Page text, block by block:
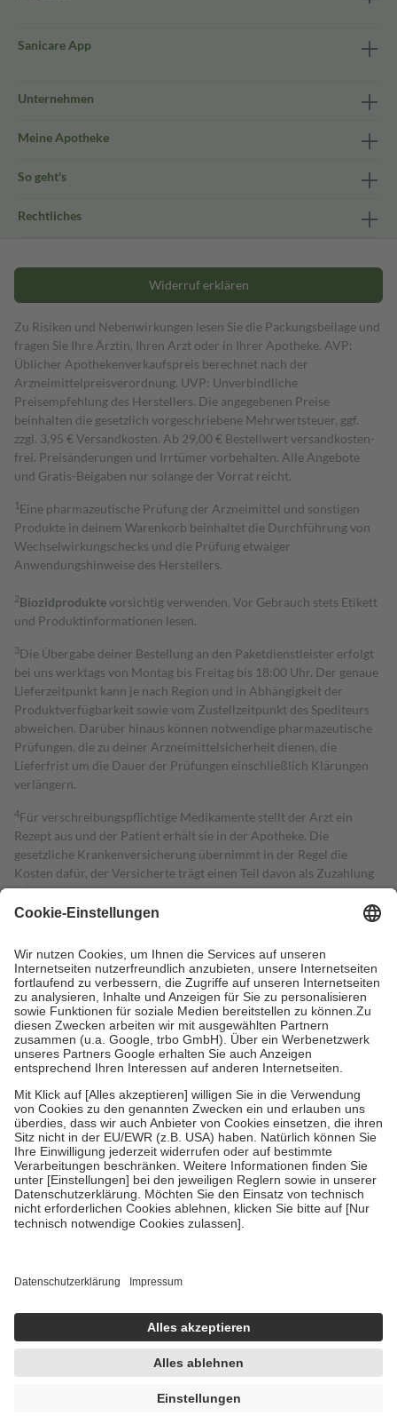
Sanicare App
Unternehmen
Meine Apotheke
So geht's
Rechtliches
Widerruf erklären
Zu Risiken und Nebenwirkungen lesen Sie die Packungsbeilage und
fragen Sie Ihre Ärztin, Ihren Arzt oder in Ihrer Apotheke. AVP:
Üblicher Apothekenverkaufspreis berechnet nach der
Arzneimittelpreisverordnung. UVP: Unverbindliche
Preisempfehlung des Herstellers. Die angegebenen Preise
beinhalten die gesetzlich vorgeschriebene Mehrwertsteuer, ggf.
zzgl. 3,95 € Versandkosten. Ab 29,00 € Bestell­wert versand­kosten­
frei. Preisänderungen und Irrtümer vorbehalten. Alle Angebote
und Gratis-Beigaben nur solange der Vorrat reicht.
1 Eine pharmazeutische Prüfung der Arzneimittel und sonstigen
Produkte in deinem Warenkorb beinhaltet die Durchführung von
Wechselwirkungschecks und die Prüfung etwaiger
Anwendungshinweise des Herstellers.
2Biozidproduktevorsichtig verwenden. Vor Gebrauch stets Etikett
und Produktinformationen lesen.
3Die Übergabe deiner Bestellung an den Paketdienstleister erfolgt
bei uns werktags von Montag bis Freitag bis 18:00 Uhr. Der genaue
Lieferzeitpunkt kann je nach Region und in Abhängigkeit der
Produktverfügbarkeit sowie vom Zustellzeitpunkt des Spediteurs
abweichen. Darüber hinaus können notwendige pharmazeutische
Prüfungen, die zu deiner Arzneimittelsicherheit dienen, die
Lieferfrist um die Dauer der Prüfungen einschließlich Klärungen
verlängern.
4Für verschreibungspflichtige Medikamente stellt der Arzt ein
Rezept aus und der Patient erhält sie in der Apotheke. Die
gesetzliche Krankenversicherung übernimmt in der Regel die
Kosten dafür, der Versicherte trägt einen Teil davon als Zuzahlung
mit.
Grundsätzlich leisten Mitglieder Zuzahlungen in Höhe von zehn
höchstens zehn Euro.
Es sind jedoch nie mehr als die tatsächlichen
Kosten der Leistung zu entrichten.
Diese Regeln gelten grundsätzlich auch für Online-Apotheken.
Bei Heilmitteln und häuslicher Krankenpflege beträgt die
Zuzahlung zehn Prozent der Kosten sowie zehn Euro je
Verordnung.
Um das Engagement der Versicherten für ihre eigene Gesundheit zu
stärken und die besondere Stellung der Familie zu unterstützen,
fallenkeine Zuzahlungenan bei:
• Kindern und Jugendlichen bis zum vollendeten 18. Lebensjahr
mit Ausnahme der Fahrkosten
• Untersuchungen zur Vorsorge und Früherkennung, die von der
GKV getragen werden
• empfohlenen Schutzimpfungen
• Harn- und Blutteststreifen
getroffen, um sicherzustellen, dass es sich um echte Bewertungen
https://help.etrusted.com/hc/de/articles/4419944605341
Einige Bilder und Inhalte wurden unter Zuhilfenahme künstlicher